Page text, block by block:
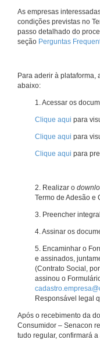
As empresas
condições previstas no
passo detalhado do
seção Perguntas
Para aderir à plataforma,
abaixo:
1. Acessar os
Clique aqui para
Clique aqui para
Clique aqui para
2. Realizar o
Termo de Adesão e
3. Preencher
4. Assinar os
5. Encaminhar o
e assinados,
(Contrato Social,
assinou o
Responsável legal
Após o recebimento da
Consumidor – Senacon
tudo regular, confirmará